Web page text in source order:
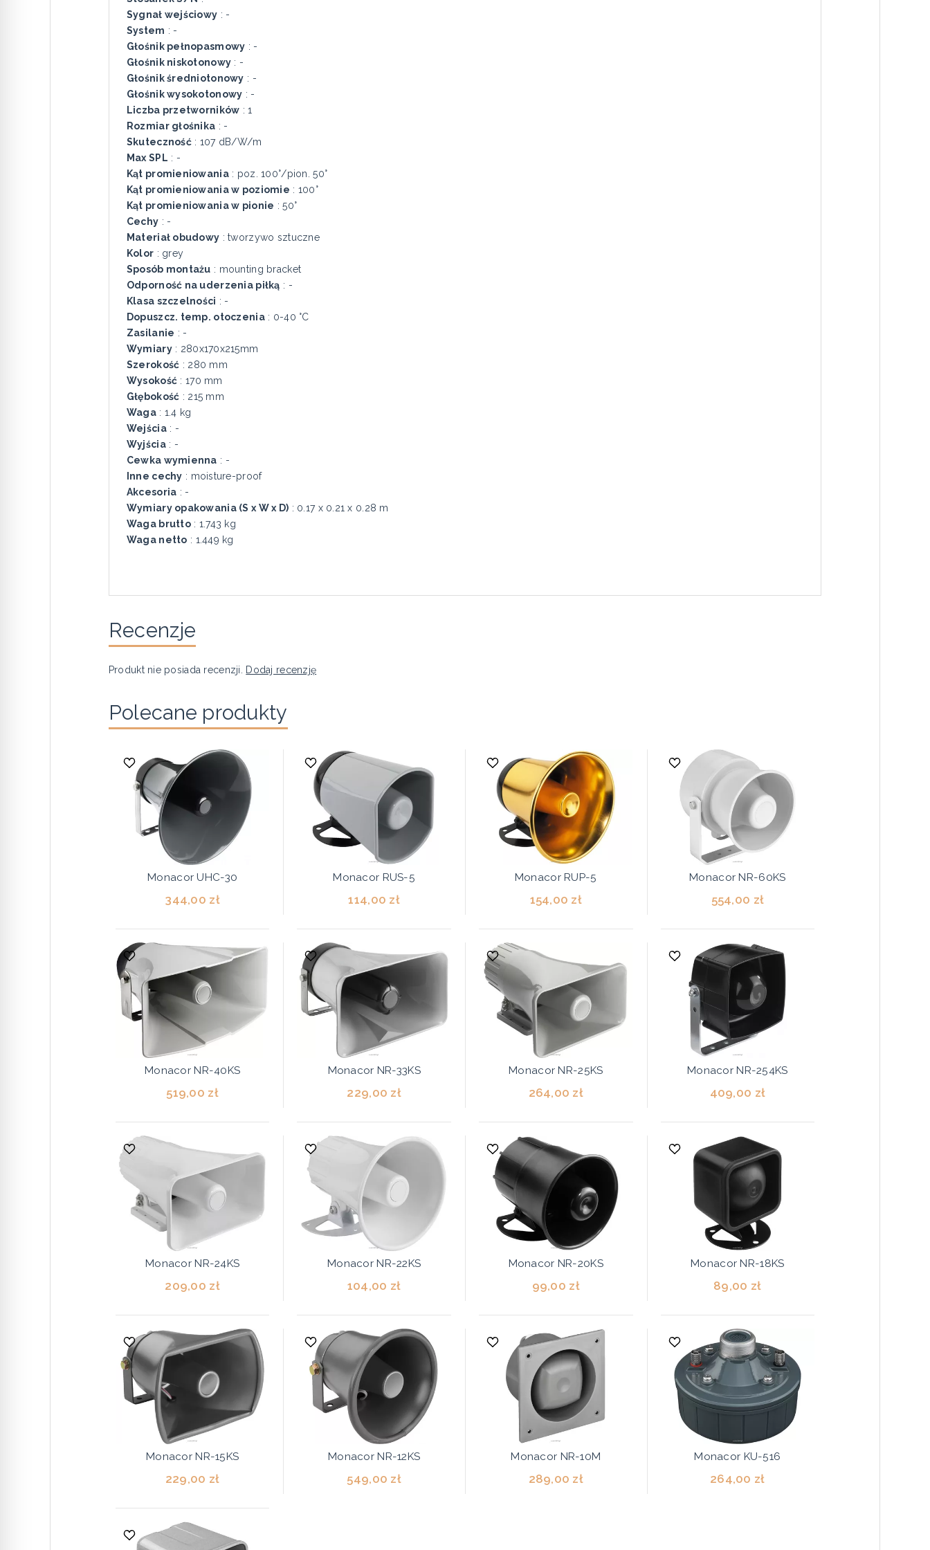
Sygnał wejściowy : -
System : -
Głośnik pełnopasmowy : -
Głośnik niskotonowy : -
Głośnik średniotonowy : -
Głośnik wysokotonowy : -
Liczba przetworników : 1
Rozmiar głośnika : -
Skuteczność: 107 dB/W/m
Max SPL : -
Kąt promieniowania: poz. 100°/pion. 50°
Kąt promieniowania w poziomie : 100°
Kąt promieniowania w pionie : 50°
Cechy : -
Materiał obudowy : tworzywo sztuczne
Kolor : grey
Sposób montażu : mounting bracket
Odporność na uderzenia piłką : -
Klasa szczelności : -
Dopuszcz. temp. otoczenia: 0-40 °C
Zasilanie : -
Wymiary: 280x170x215mm
Szerokość : 280 mm
Wysokość : 170 mm
Głębokość : 215 mm
Waga: 1.4 kg
Wejścia: -
Wyjścia: -
Cewka wymienna : -
Inne cechy : moisture-proof
Akcesoria : -
Wymiary opakowania (S x W x D) : 0.17 x 0.21 x 0.28 m
Waga brutto: 1.743 kg
Waga netto : 1.449 kg
Recenzje
Produkt nie posiada recenzji. Dodaj recenzję
Polecane produkty
Monacor UHC-30
344,00 zł
Monacor RUS-5
114,00 zł
Monacor RUP-5
154,00 zł
Monacor NR-60KS
554,00 zł
Monacor NR-40KS
519,00 zł
Monacor NR-33KS
229,00 zł
Monacor NR-25KS
264,00 zł
Monacor NR-254KS
409,00 zł
Monacor NR-24KS
209,00 zł
Monacor NR-22KS
104,00 zł
Monacor NR-20KS
99,00 zł
Monacor NR-18KS
89,00 zł
Monacor NR-15KS
229,00 zł
Monacor NR-12KS
549,00 zł
Monacor NR-10M
289,00 zł
Monacor KU-516
264,00 zł